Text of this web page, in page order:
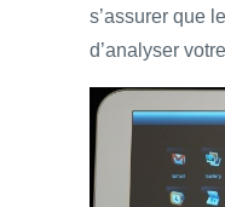
s’assurer que
d’analyser